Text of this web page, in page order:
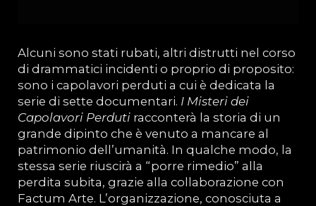
Alcuni sono stati rubati, altri distrutti nel corso
di drammatici incidenti o proprio di proposito:
sono i capolavori perduti a cui è dedicata la
serie di sette documentari. I Misteri dei
Capolavori Perduti racconterà la storia di un
grande dipinto che è venuto a mancare al
patrimonio dell’umanità. In qualche modo, la
stessa serie riuscirà a “porre rimedio” alla
perdita subita, grazie alla collaborazione con
Factum Arte. L’organizzazione, conosciuta a